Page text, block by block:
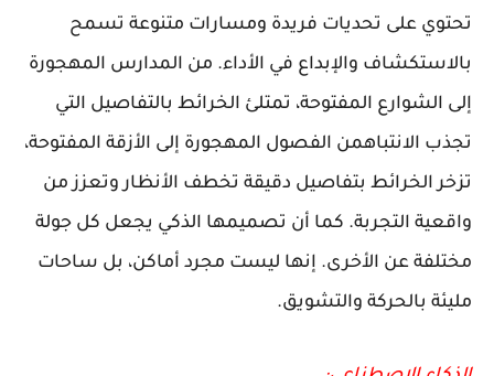
تحتوي على تحديات فريدة ومسارات متنوعة تسمح
بالاستكشاف والإبداع في الأداء. من المدارس المهجورة
إلى الشوارع المفتوحة، تمتلئ الخرائط بالتفاصيل التي
تجذب الانتباهمن الفصول المهجورة إلى الأزقة المفتوحة،
تزخر الخرائط بتفاصيل دقيقة تخطف الأنظار وتعزز من
واقعية التجربة. كما أن تصميمها الذكي يجعل كل جولة
مختلفة عن الأخرى. إنها ليست مجرد أماكن، بل ساحات
مليئة بالحركة والتشويق.